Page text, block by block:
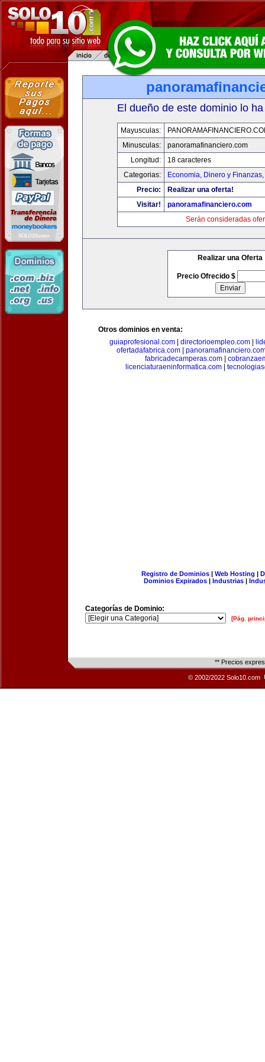
El dueño de este dominio lo
Mayusculas:
Minusculas:
panoramafinanciero.com
Longitud:
18 caracteres
Categorias:
Economia, Dinero y Finanzas,
Precio:
Realizar una oferta!
Visitar!
panoramafinanciero.com
Serán consideradas
Realizar una Oferta
Precio Ofrecido $
Otros dominios en venta:
guiaprofesional.com| directorioempleo.com|
ofertadafabrica.com|
fabricadecamperas.com
licenciaturaeninformatica.com|
Registro de Dominios| Web Hosting |
Dominios Expirados | Industrias |
Categorías de Dominio:
[Pág.
** Precios
© 2002/2022 Solo10.com